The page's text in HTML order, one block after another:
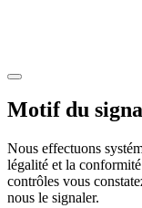
Motif du
Nous effectuons
légalité et la
contrôles vous
nous le signaler.